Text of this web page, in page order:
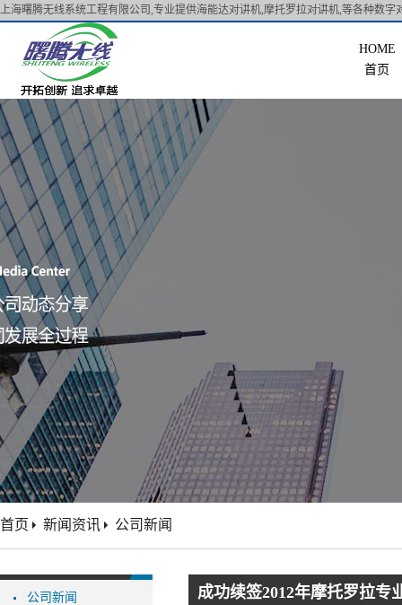
上海曙腾无线系统工程有限公司,专业提供海能达对讲机,摩托罗拉对讲机,等各种数字
首页
公司新闻
首页 新闻资讯 公司新闻
成功续签2012年摩托罗拉专